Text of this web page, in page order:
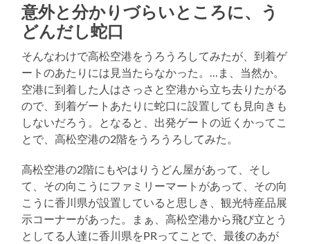
意外と分かりづらいところに、う
どんだし蛇口
そんなわけで高松空港をうろうろしてみたが、到着ゲ
ートのあたりには見当たらなかった。…ま、当然か。
空港に到着した人はさっさと空港から立ち去りたがる
ので、到着ゲートあたりに蛇口に設置しても見向きも
しないだろう。となると、出発ゲートの近くかってこ
とで、高松空港の2階をうろうろしてみた。
高松空港の2階にもやはりうどん屋があって、そし
て、その向こうにファミリーマートがあって、その向
こうに香川県が設置していると思しき、観光特産品展
示コーナーがあった。まぁ、高松空港から飛び立とう
としてる人達に香川県をPRってことで、最後のあが